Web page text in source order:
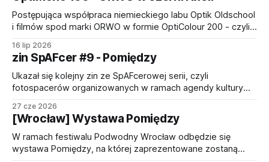
dla każdej osoby chcącej budżetowo (o ile można tak
nazwać fotografię analogową) wejść w hipnotyzujący świat
Postępująca współpraca niemieckiego labu Optik Oldschool
i filmów spod marki ORWO w formie OptiColour 200 - czyli
Monheim am Rheim - mogła sugerować, że Optikowi jako
jedynemu podmiotowi uda się dotrzeć do fabryk
zakupionych przez Jake'a Seala w 2018 roku, które po
kilkuletniej aktywności
16 lip 2026
zin SpAFcer #9 - Pomiędzy
Ukazał się kolejny zin ze SpAFcerowej serii, czyli
fotospacerów organizowanych w ramach agendy kultury
którego fotografie zdobią najnowszy zin, było słowo
"Pomiędzy". Dzięki redakcji w składzie: * Damian Kubik *
Marta Ryndak * Tomislav Pranić Najnowszy numer można
już czytać i oglądać pod linkiem https://heyzine.
27 cze 2026
[Wrocław] Wystawa Pomiędzy
W ramach festiwalu Podwodny Wrocław odbędzie się
wystawa Pomiędzy, na której zaprezentowane zostaną